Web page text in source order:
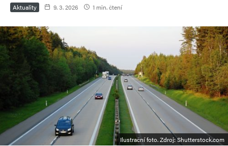
Aktuality 9. 3. 2026 1 min. čtení
Ilustrační foto. Zdroj: Shutterstock.com